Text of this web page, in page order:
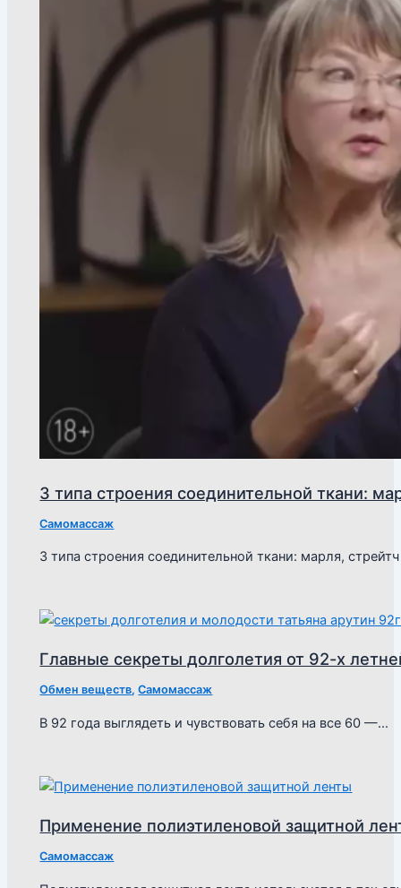
3 типа строения соединительной ткани:
Самомассаж
3 типа строения соединительной ткани: марля,
Главные секреты долголетия от 92-х
Обмен веществ,Самомассаж
В 92 года выглядеть и чувствовать себя на все 60 —…
Применение полиэтиленовой защитной
Самомассаж